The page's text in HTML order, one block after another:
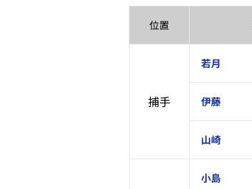
位置
捕手
若月
伊藤
山崎
小島